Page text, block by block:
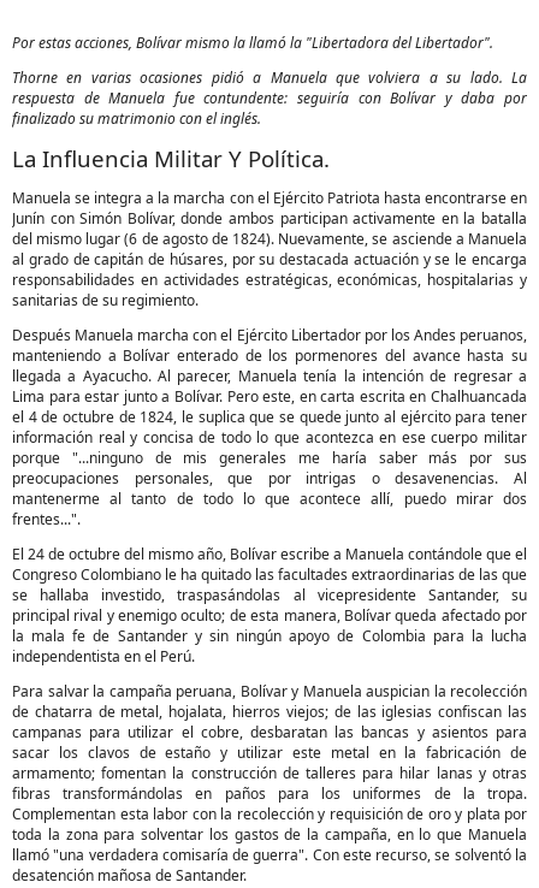
Por estas acciones, Bolívar mismo la llamó la "Libertadora del Libertador".
Thorne en varias ocasiones pidió a Manuela que volviera a su lado. La
respuesta de Manuela fue contundente: seguiría con Bolívar y daba por
finalizado su matrimonio con el inglés.
La Influencia Militar Y Política.
Manuela se integra a la marcha con el Ejército Patriota hasta encontrarse en
Junín con Simón Bolívar, donde ambos participan activamente en la batalla
del mismo lugar (6 de agosto de 1824). Nuevamente, se asciende a Manuela
al grado de capitán de húsares, por su destacada actuación y se le encarga
responsabilidades en actividades estratégicas, económicas, hospitalarias y
sanitarias de su regimiento.
Después Manuela marcha con el Ejército Libertador por los Andes peruanos,
manteniendo a Bolívar enterado de los pormenores del avance hasta su
llegada a Ayacucho. Al parecer, Manuela tenía la intención de regresar a
Lima para estar junto a Bolívar. Pero este, en carta escrita en Chalhuancada
el 4 de octubre de 1824, le suplica que se quede junto al ejército para tener
información real y concisa de todo lo que acontezca en ese cuerpo militar
porque "...ninguno de mis generales me haría saber más por sus
preocupaciones personales, que por intrigas o desavenencias. Al
mantenerme al tanto de todo lo que acontece allí, puedo mirar dos
frentes...".
El 24 de octubre del mismo año, Bolívar escribe a Manuela contándole que el
Congreso Colombiano le ha quitado las facultades extraordinarias de las que
se hallaba investido, traspasándolas al vicepresidente Santander, su
principal rival y enemigo oculto; de esta manera, Bolívar queda afectado por
la mala fe de Santander y sin ningún apoyo de Colombia para la lucha
independentista en el Perú.
Para salvar la campaña peruana, Bolívar y Manuela auspician la recolección
de chatarra de metal, hojalata, hierros viejos; de las iglesias confiscan las
campanas para utilizar el cobre, desbaratan las bancas y asientos para
sacar los clavos de estaño y utilizar este metal en la fabricación de
armamento; fomentan la construcción de talleres para hilar lanas y otras
fibras transformándolas en paños para los uniformes de la tropa.
Complementan esta labor con la recolección y requisición de oro y plata por
toda la zona para solventar los gastos de la campaña, en lo que Manuela
llamó "una verdadera comisaría de guerra". Con este recurso, se solventó la
desatención mañosa de Santander.